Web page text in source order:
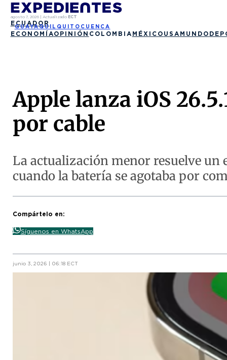
agosto 7, 2026| Actualizado ECT
ECUADOR
GUAYAQUIL QUITO CUENCA
ECONOMÍAOPINIÓN COLOMBIA MÉXICO USA MUNDO
Apple lanza iOS
por cable
La actualización menor resuelve un
cuando la batería se agotaba por
Compártelo en:
Síguenos en WhatsApp
junio 3, 2026 | 06:18 ECT